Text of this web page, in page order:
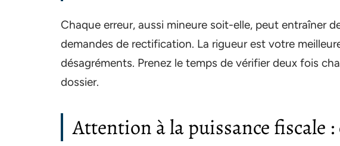
Chaque erreur, aussi mineure soit-elle, peut entraîner
demandes de rectification. La rigueur est votre
désagréments. Prenez le temps de vérifier deux fois
dossier.
Attention à la puissance fiscale